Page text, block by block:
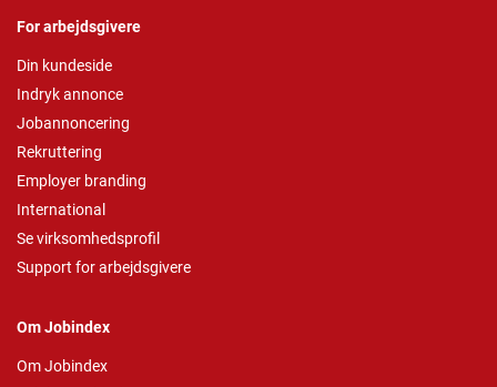
For arbejdsgivere
Din kundeside
Indryk annonce
Jobannoncering
Rekruttering
Employer branding
International
Se virksomhedsprofil
Support for arbejdsgivere
Om Jobindex
Om Jobindex